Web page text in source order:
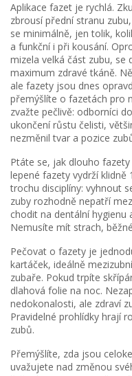
Aplikace fazet je rychlá.
zbrousí přední stranu
se minimálně, jen tolik,
a funkční i při kousání.
mizela velká část zubu,
maximum zdravé tkáně.
ale fazety jsou dnes
přemýšlíte o fazetách pro
zvažte pečlivě: odborníci
ukončení růstu čelisti,
nezměnil tvar a pozice
Ptáte se, jak dlouho
lepené fazety vydrží klidně
trochu disciplíny: vyhnout
zuby rozhodně nepatří
chodit na dentální hygienu
Nemusíte mít strach,
Pečovat o fazety je
kartáček, ideálně
zubaře. Pokud trpíte
dlahová folie na noc.
nedokonalosti, ale zdraví
Pravidelné prohlídky hrají
zubů.
Přemýšlíte, zda jsou
uvažujete nad změnou